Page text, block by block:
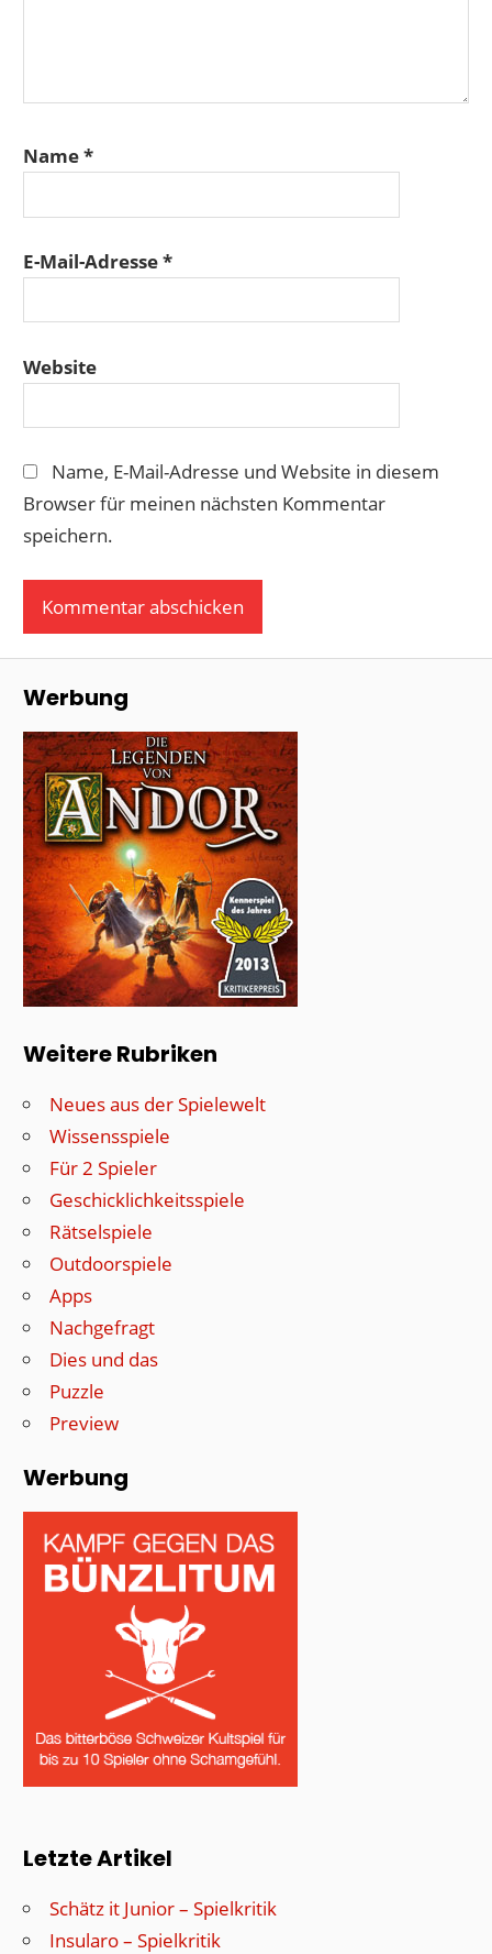
Name*
E-Mail-Adresse*
Website
Name, E-Mail-Adresse und Website in diesem
Browser für meinen nächsten Kommentar
speichern.
Werbung
Weitere Rubriken
Neues aus der Spielewelt
Wissensspiele
Für 2 Spieler
Geschicklichkeitsspiele
Rätselspiele
Outdoorspiele
Apps
Nachgefragt
Dies und das
Puzzle
Preview
Werbung
Letzte Artikel
Schätz it Junior – Spielkritik
Insularo – Spielkritik